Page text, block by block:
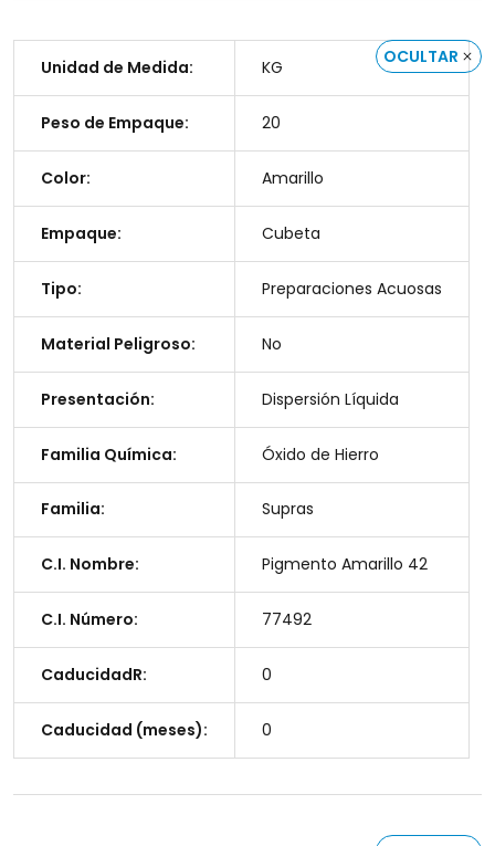
OCULTAR
Unidad de Medida: KG
Peso de Empaque: 20
Color: Amarillo
Empaque: Cubeta
Tipo: Preparaciones Acuosas
Material Peligroso: No
Presentación: Dispersión Líquida
Familia Química: Óxido de Hierro
Familia: Supras
C.I. Nombre: Pigmento Amarillo 42
C.I. Número: 77492
CaducidadR: 0
Caducidad (meses): 0